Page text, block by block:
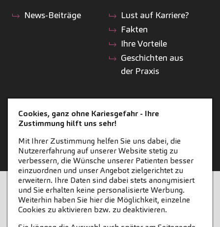
News-Beiträge
Lust auf Karriere?
Fakten
Ihre Vorteile
Geschichten aus
der Praxis
zahneins.com
STARTSEITE
KONTAKT
COOKIE-EINSTELLUNGEN
IMPRESSUM
Cookies, ganz ohne Kariesgefahr - Ihre
Zustimmung hilft uns sehr!
Mit Ihrer Zustimmung helfen Sie uns dabei, die
Nutzererfahrung auf unserer Website stetig zu
verbessern, die Wünsche unserer Patienten besser
einzuordnen und unser Angebot zielgerichtet zu
erweitern. Ihre Daten sind dabei stets anonymisiert
und Sie erhalten keine personalisierte Werbung.
Weiterhin haben Sie hier die Möglichkeit, einzelne
Cookies zu aktivieren bzw. zu deaktivieren.